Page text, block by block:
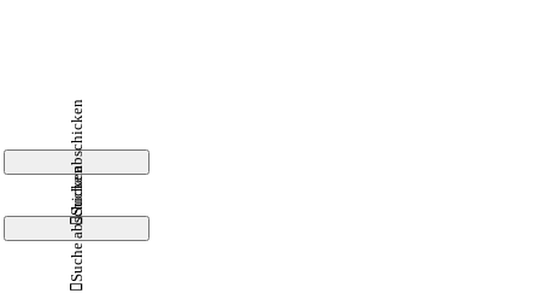
Suche abschicken
Suche abschicken